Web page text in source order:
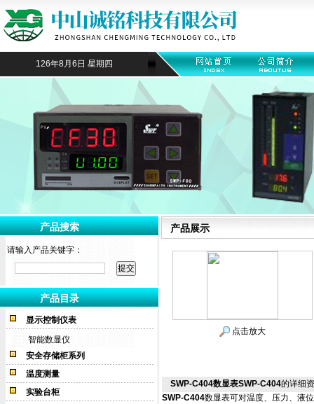
126年8月6日 星期四
产品搜索
请输入产品关键字：
产品目录
显示控制仪表
智能数显仪
安全存储柜系列
温度测量
实验台柜
产品展示
点击放大
SWP-C404数显表SWP-C404的详细
SWP-C404数显表可对温度、压力、液